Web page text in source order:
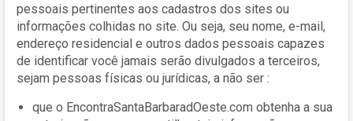
pessoais pertinentes aos cadastros dos sites ou
informações colhidas no site. Ou seja, seu nome, e-mail,
endereço residencial e outros dados pessoais capazes
de identificar você jamais serão divulgados a terceiros,
sejam pessoas físicas ou jurídicas, a não ser :
que o EncontraSantaBarbaradOeste.com obtenha a sua